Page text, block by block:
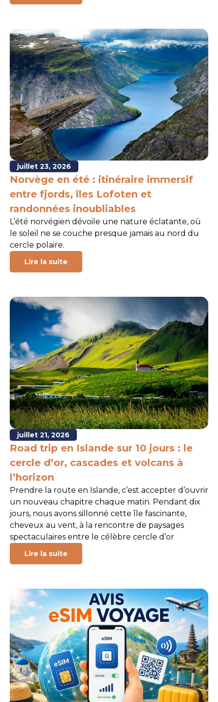
juillet 23, 2026
Norvège en été : itinéraire immersif
entre fjords, îles Lofoten et
randonnées inoubliables
L’été norvégien dévoile une nature éclatante, où
le soleil ne se couche presque jamais au nord du
cercle polaire.
Lire la suite
juillet 21, 2026
Road trip en Islande sur 10 jours : le
cercle d’or, cascades et volcans à
l’horizon
Prendre la route en Islande, c’est accepter d’ouvrir
un nouveau chapitre chaque matin. Pendant dix
jours, nous avons sillonné cette île fascinante,
cheveux au vent, à la rencontre de paysages
spectaculaires entre le célèbre cercle d’or
Lire la suite